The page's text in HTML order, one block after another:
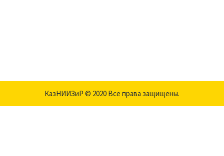
КазНИИЗиР © 2020 Все права защищены.